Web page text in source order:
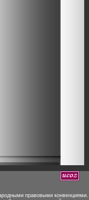
правовыми конвенциями.